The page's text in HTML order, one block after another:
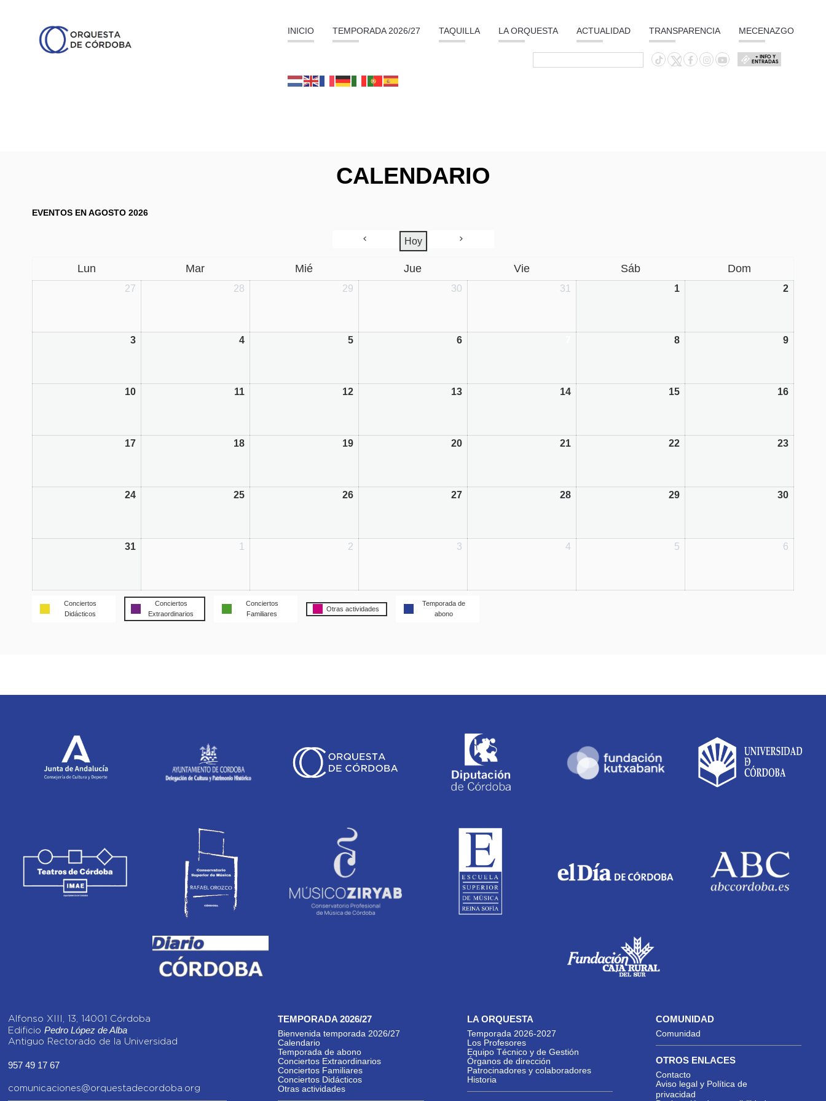
INICIO TEMPORADA 2026/27 TAQUILLA LA ORQUESTA ACTUALIDAD TRANSPARENCIA MECENAZGO
+ INFO Y
ENTRADAS
CALENDARIO
EVENTOS EN AGOSTO 2026
Hoy
Lun Mar Mié Jue Vie Sáb Dom
27 28 29 30 31 1 2
3 4 5 6 8 9
10 11 12 13 14 15 16
17 18 19 20 21 22 23
24 25 26 27 28 29 30
31 1 2 3 4 5 6
Conciertos
Didácticos
Conciertos
Extraordinarios
Conciertos
Familiares
Otras actividades
Temporada de
abono
Alfonso XIII, 13, 14001 Córdoba
Edificio Pedro López de Alba
Antiguo Rectorado de la Universidad
957 49 17 67
comunicaciones@orquestadecordoba.org
TEMPORADA 2026/27
Bienvenida temporada 2026/27
Calendario
Temporada de abono
Conciertos Extraordinarios
Conciertos Familiares
Conciertos Didácticos
Otras actividades
LA ORQUESTA
Temporada 2026-2027
Los Profesores
Equipo Técnico y de Gestión
Órganos de dirección
Patrocinadores y colaboradores
Historia
COMUNIDAD
Comunidad
OTROS ENLACES
Contacto
Aviso legal y Política de
privacidad